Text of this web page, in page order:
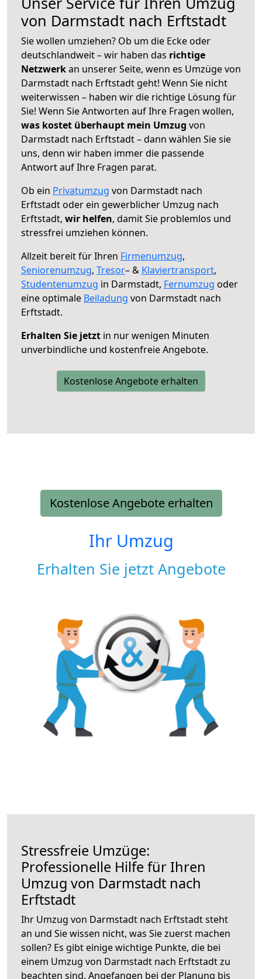
von Darmstadt nach Erftstadt
Sie wollen umziehen? Ob um die Ecke oder
deutschlandweit – wir haben das richtige
Netzwerkan unserer Seite, wenn es Umzüge von
Darmstadt nach Erftstadt geht! Wenn Sie nicht
weiterwissen – haben wir die richtige Lösung für
Sie! Wenn Sie Antworten auf Ihre Fragen wollen,
was kostet überhaupt mein Umzug von
Darmstadt nach Erftstadt – dann wählen Sie sie
uns, denn wir haben immer die passende
Antwort auf Ihre Fragen parat.
Ob ein Privatumzug von Darmstadt nach
Erftstadt oder ein gewerblicher Umzug nach
Erftstadt, wir helfen, damit Sie problemlos und
stressfrei umziehen können.
Allzeit bereit für Ihren Firmenumzug,
Seniorenumzug, Tresor– & Klaviertransport,
Studentenumzug in Darmstadt, Fernumzug oder
eine optimale Beiladung von Darmstadt nach
Erftstadt.
Erhalten Sie jetzt in nur wenigen Minuten
unverbindliche und kostenfreie Angebote.
Kostenlose Angebote erhalten
Kostenlose Angebote erhalten
Ihr Umzug
Erhalten Sie jetzt Angebote
Stressfreie Umzüge:
Professionelle Hilfe für Ihren
Umzug von Darmstadt nach
Erftstadt
Ihr Umzug von Darmstadt nach Erftstadt steht
an und Sie wissen nicht, was Sie zuerst machen
sollen? Es gibt einige wichtige Punkte, die bei
einem Umzug von Darmstadt nach Erftstadt zu
beachten sind. Angefangen bei der Planung bis